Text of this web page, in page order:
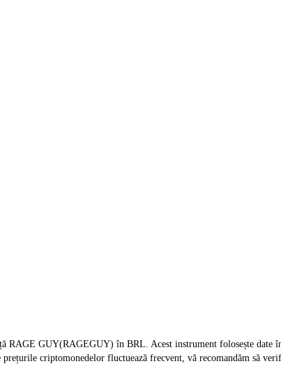
RAGE GUY(RAGEGUY) în BRL. Acest instrument folosește date
criptomonedelor fluctuează frecvent, vă recomandăm să